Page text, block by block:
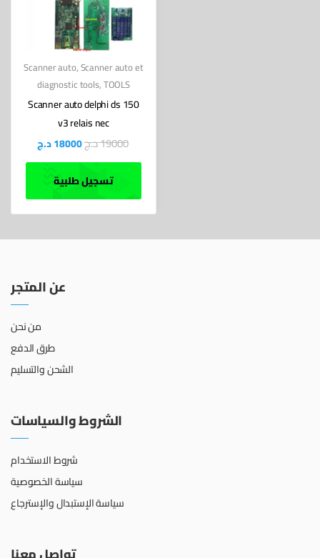
Scanner auto,Scanner auto et
diagnostic tools,TOOLS
Scanner auto delphi ds 150
v3 relais nec
18000د.ج 19000د.ج
تسجيل طلبية
عن المتجر
من نحن
طرق الدفع
الشحن والتسليم
الشروط والسياسات
شروط الاستخدام
سياسة الخصوصية
سياسة الإستبدال والإسترجاع